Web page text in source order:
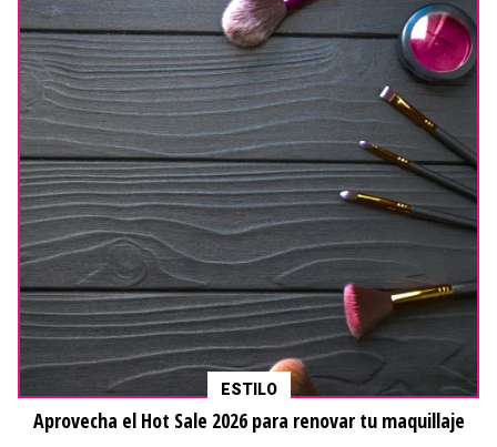
ESTILO
Aprovecha el Hot Sale 2026 para renovar tu maquillaje